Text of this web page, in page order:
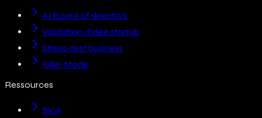
AI Board of directors
Validation d’idée startup
Stress-test business
Killer Mode
Ressources
Blog